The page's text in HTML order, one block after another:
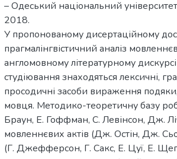
– Одеський національний
2018.
У пропонованому дисертаційному
прагмалінгвістичний аналіз
англомовному літературному
студіювання знаходяться лексичні,
просодичні засоби вираження
мовця. Методико-теоретичну базу
Браун, Е. Гоффман, С. Левінсон, Дж.
мовленнєвих актів (Дж. Остін, Дж.
(Г. Джефферсон, Г. Сакс, Е. Цуї, Е.